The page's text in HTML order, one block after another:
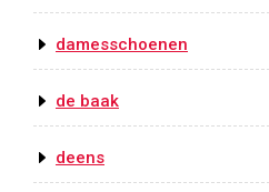
damesschoenen
de baak
deens